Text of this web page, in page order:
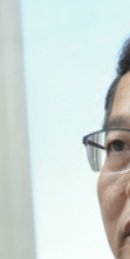
」本名謝家
意影射、譁
為己有 港人
3車串燒 司機